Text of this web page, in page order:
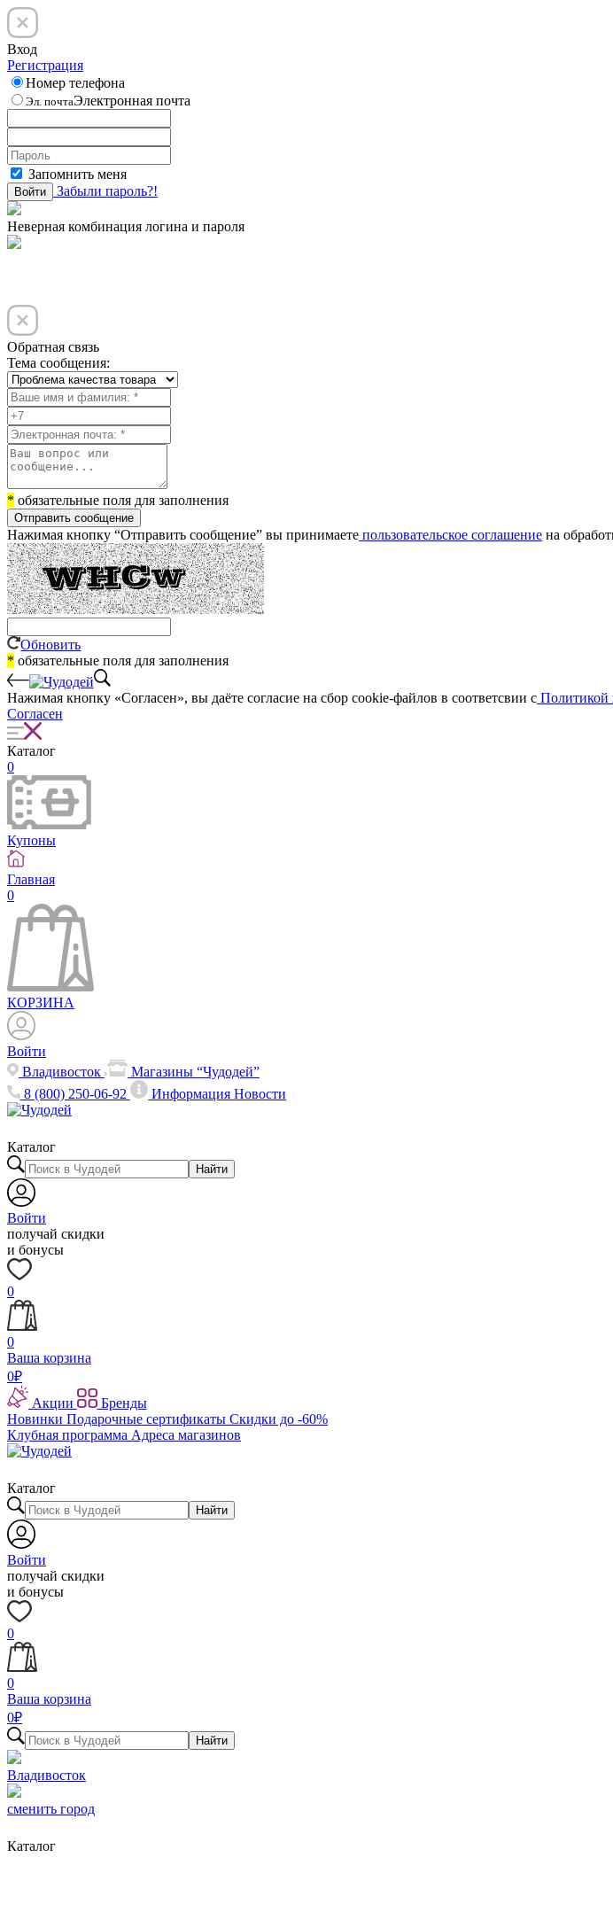
Вход
Регистрация
Номер телефона
Эл. почтаЭлектронная почта
Запомнить меня
Войти Забыли пароль?!
Неверная комбинация логина и пароля
Обратная связь
Тема сообщения:
* обязательные поля для заполнения
Отправить сообщение
Нажимая кнопку “Отправить сообщение” вы принимаете пользовательское соглашение на
Обновить
* обязательные поля для заполнения
Нажимая кнопку «Согласен», вы даёте cогласие на сбор cookie-файлов в соответсвии с Политикой
Согласен
Каталог
0
Купоны
Главная
0
КОРЗИНА
Войти
Владивосток
Магазины “Чудодей”
8 (800) 250-06-92
ИнформацияНовости
Каталог
Найти
Войти
получай скидки
и бонусы
0
0
Ваша корзина
0₽
Акции
Бренды
Новинки Подарочные сертификаты Скидки до -60%
Клубная программа Адреса магазинов
Каталог
Найти
Войти
получай скидки
и бонусы
0
0
Ваша корзина
0₽
Найти
Владивосток
сменить город
Каталог